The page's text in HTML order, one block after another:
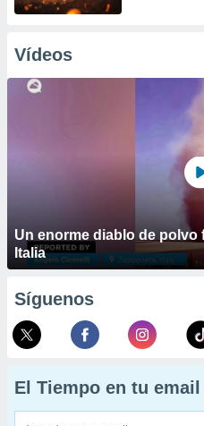
Vídeos
Un enorme diablo de polvo
Italia
Síguenos
El Tiempo en tu email